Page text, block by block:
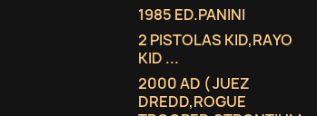
1985 ED.PANINI
2 PISTOLAS KID,RAYO
KID ...
2000 AD ( JUEZ
DREDD,ROGUE